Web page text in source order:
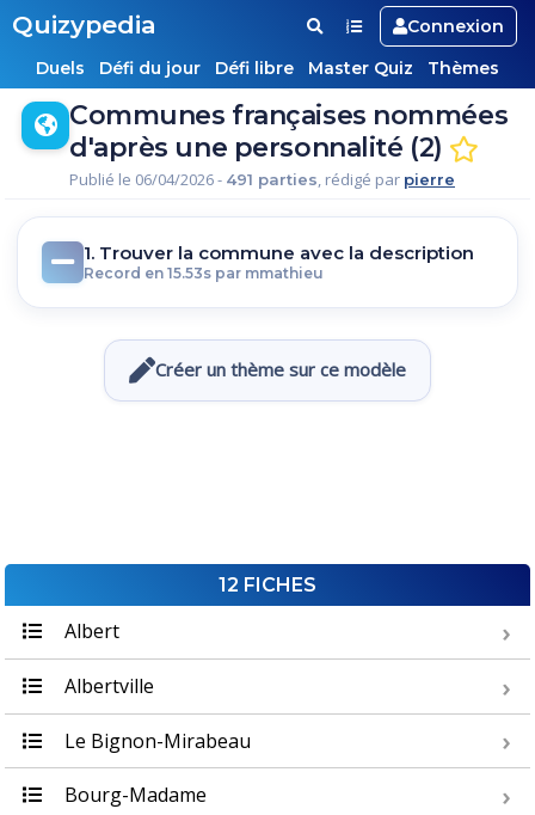
Quizypedia
Connexion
Duels
Défi du jour Défi libre Master Quiz Thèmes
Communes françaises nommées
d'après une personnalité (2)
Publié le 06/04/2026 - 491 parties, rédigé par pierre
1. Trouver la commune avec la description
Record en 15.53s par mmathieu
Créer un thème sur ce modèle
12 FICHES
Albert
Albertville
Le Bignon-Mirabeau
Bourg-Madame